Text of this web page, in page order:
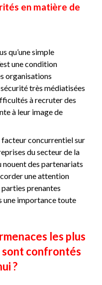
en matière de
qu’une simple
une condition
organisations
très médiatisées
à recruter des
à leur image de
facteur concurrentiel sur
du secteur de la
nouent des partenariats
une attention
prenantes
une importance toute
les plus
confrontés
?